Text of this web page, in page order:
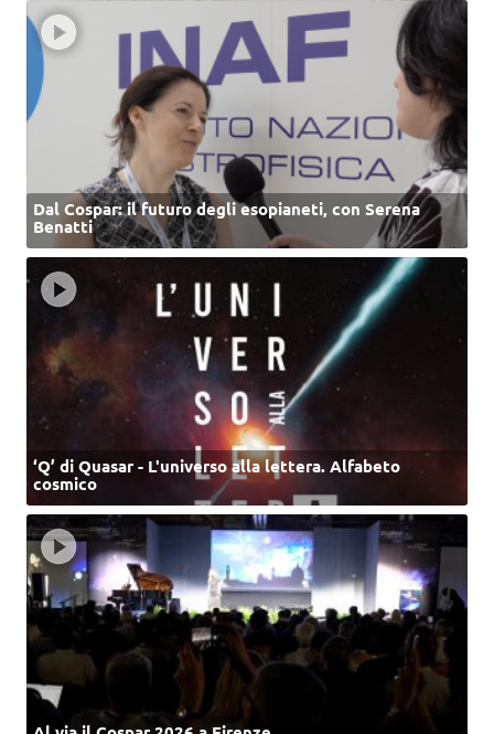
Dal Cospar: il futuro degli esopianeti, con Serena
Benatti
‘Q’ di Quasar - L'universo alla lettera. Alfabeto
cosmico